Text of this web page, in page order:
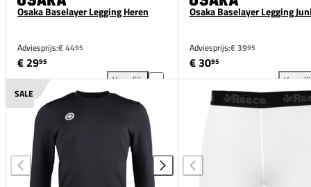
Osaka Baselayer Legging Heren
Adviesprijs:€ 4495
€ 2995
Vergelijk
Osaka Baselayer Legging Heren toevoegen aan
Osaka Baselayer Legging
Adviesprijs:€ 3995
€ 3095
SALE